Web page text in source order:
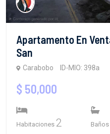
Apartamento En
San
Carabobo ID-MIO: 398a
$ 50,000
Habitaciones 2 Baños